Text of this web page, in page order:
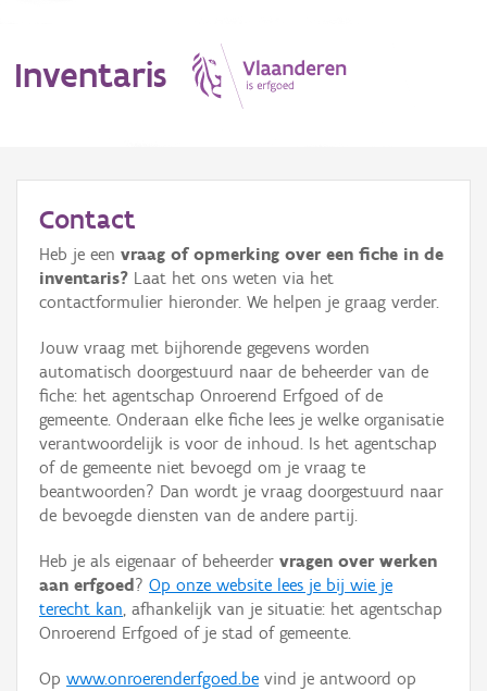
Inventaris
Erfgoedobject
Aanduidingsobject
Waarneming
Thema
Gebeurtenis
Persoon of collectief
Hergebruik
Aanmelden
Contact
Heb je een vraag of opmerking over een fiche in de
inventaris? Laat het ons weten via het
contactformulier hieronder. We helpen je graag verder.
Jouw vraag met bijhorende gegevens worden
automatisch doorgestuurd naar de beheerder van de
fiche: het agentschap Onroerend Erfgoed of de
gemeente. Onderaan elke fiche lees je welke organisatie
verantwoordelijk is voor de inhoud. Is het agentschap
of de gemeente niet bevoegd om je vraag te
beantwoorden? Dan wordt je vraag doorgestuurd naar
de bevoegde diensten van de andere partij.
Heb je als eigenaar of beheerder vragen over werken
aan erfgoed ? Op onze website lees je bij wie je
terecht kan, afhankelijk van je situatie: het agentschap
Onroerend Erfgoed of je stad of gemeente.
Op www.onroerenderfgoed.be vind je antwoord op